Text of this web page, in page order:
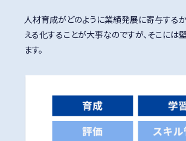
人材育成がどのように業績発展に寄与する
える化することが大事なのですが、そこには
ます。